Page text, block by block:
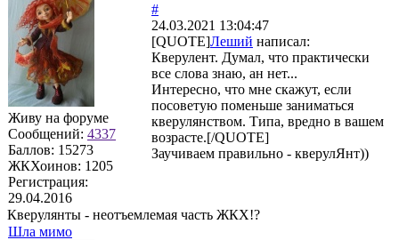
Живу на форуме
Сообщений: 4337
Баллов: 15273
ЖКХоинов: 1205
Регистрация:
29.04.2016
#
24.03.2021 13:04:47
[QUOTE]Леший написал:
Кверулент. Думал, что практически
все слова знаю, ан нет...
Интересно, что мне скажут, если
посоветую поменьше заниматься
кверулянством. Типа, вредно в вашем
возрасте.[/QUOTE]
Заучиваем правильно - кверулЯнт))
Кверулянты - неотъемлемая часть ЖКХ!?
Шла мимо